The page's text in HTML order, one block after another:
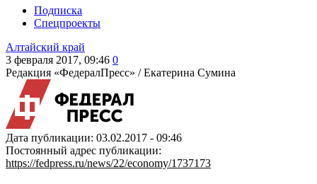
Подписка
Спецпроекты
Алтайский край
3 февраля 2017, 09:46 0
Редакция «ФедералПресс» /Екатерина Сумина
Дата публикации: 03.02.2017 - 09:46
Постоянный адрес публикации:
https://fedpress.ru/news/22/economy/1737173